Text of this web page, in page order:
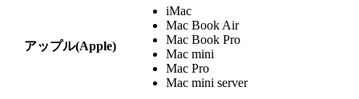
アップル(Apple)
iMac
Mac Book Air
Mac Book Pro
Mac mini
Mac Pro
Mac mini server